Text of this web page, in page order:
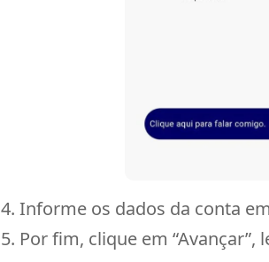
4. Informe os dados da conta
5. Por fim, clique em